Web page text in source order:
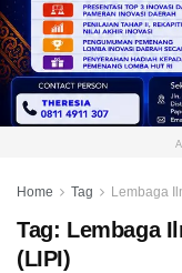
Home Tag Lembaga
Tag: Lembaga
(LIPI)